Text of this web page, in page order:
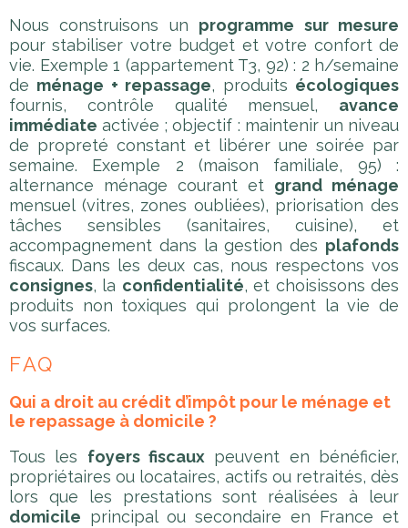
Nous construisons un programme sur mesure
pour stabiliser votre budget et votre confort de
vie. Exemple 1 (appartement T3, 92) : 2 h/semaine
de ménage + repassage, produits écologiques
fournis, contrôle qualité mensuel, avance
immédiate activée ; objectif : maintenir un niveau
de propreté constant et libérer une soirée par
semaine. Exemple 2 (maison familiale, 95) :
alternance ménage courant et grand ménage
mensuel (vitres, zones oubliées), priorisation des
tâches sensibles (sanitaires, cuisine), et
accompagnement dans la gestion des plafonds
fiscaux. Dans les deux cas, nous respectons vos
consignes, la confidentialité, et choisissons des
produits non toxiques qui prolongent la vie de
vos surfaces.
FAQ
Qui a droit au crédit d’impôt pour le ménage et
le repassage à domicile ?
Tous les foyers fiscaux peuvent en bénéficier,
propriétaires ou locataires, actifs ou retraités, dès
lors que les prestations sont réalisées à leur
domicile principal ou secondaire en France et